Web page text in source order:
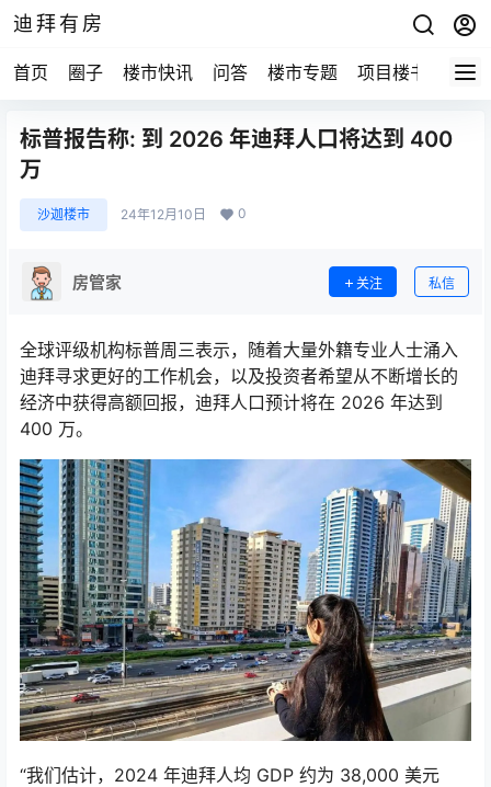
迪拜有房
首页 圈子 楼市快讯 问答 楼市专题 项目楼书
标普报告称: 到 2026 年迪拜人口将达到 400
万
沙迦楼市 24年12月10日 0
房管家 关注 私信
全球评级机构标普周三表示，随着大量外籍专业人士涌入
迪拜寻求更好的工作机会，以及投资者希望从不断增长的
经济中获得高额回报，迪拜人口预计将在 2026 年达到
400 万。
“我们估计，2024 年迪拜人均 GDP 约为 38,000 美元